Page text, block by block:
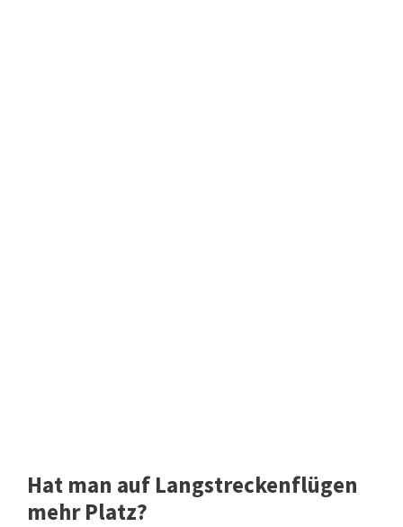
Hat man auf Langstreckenflügen
mehr Platz?